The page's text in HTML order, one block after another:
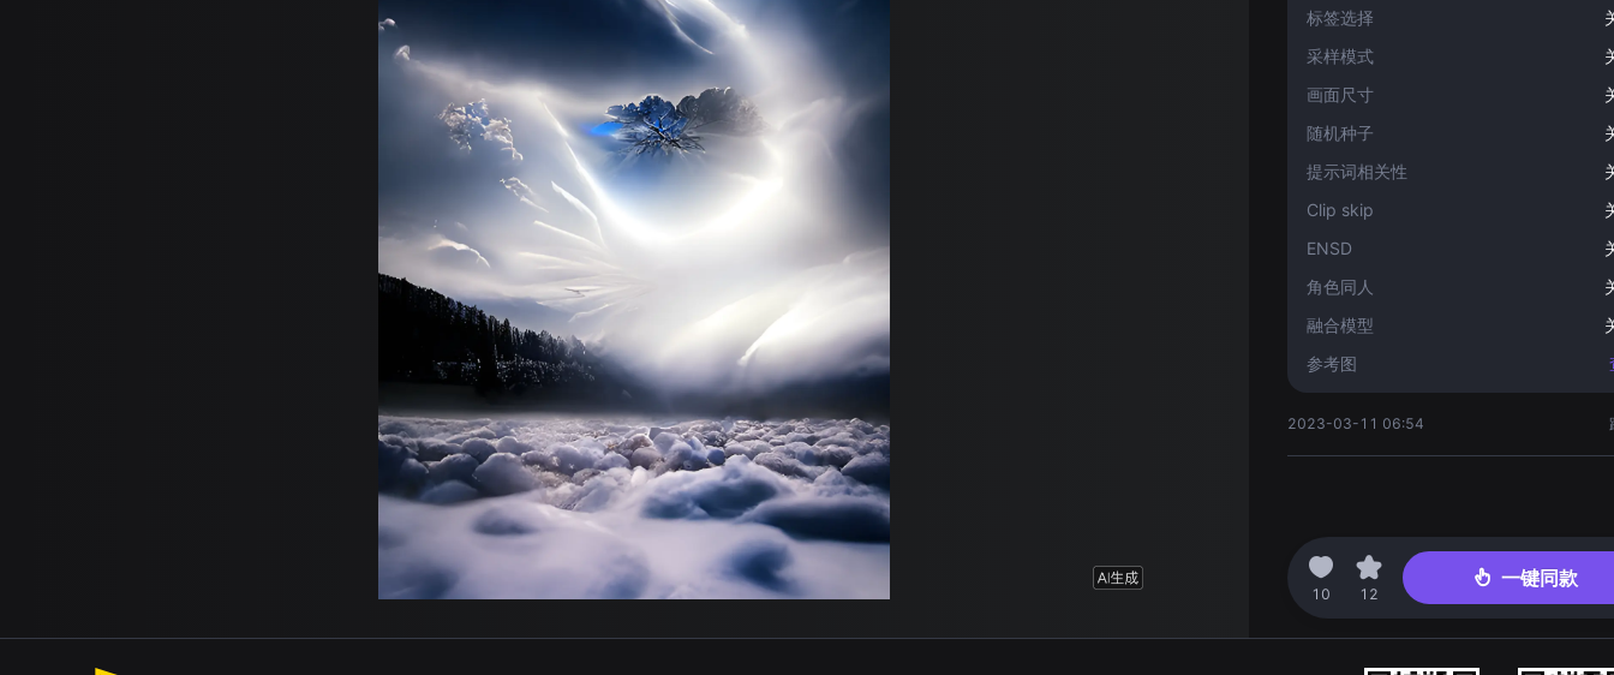
标签选择
采样模式
画面尺寸
随机种子
提示词相关性
Clip skip
ENSD
角色同人
融合模型
参考图
2023-03-11 06:54
10 12
一键同款